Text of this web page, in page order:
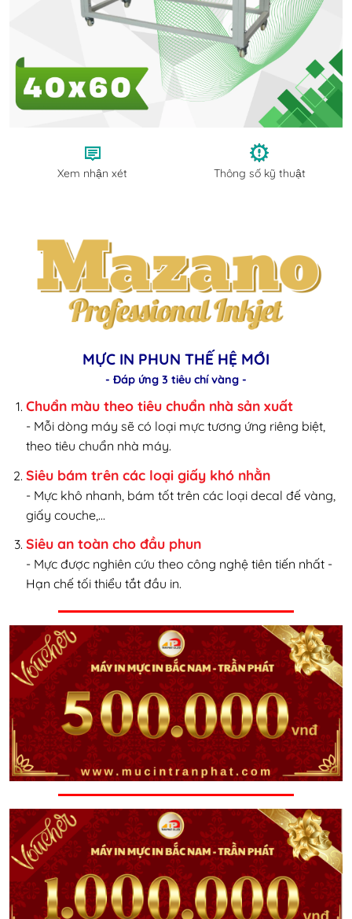
Xem nhận xét Thông số kỹ thuật
MỰC IN PHUN THẾ HỆ MỚI
- Đáp ứng 3 tiêu chí vàng -
Chuẩn màu theo tiêu chuẩn nhà sản xuất
- Mỗi dòng máy sẽ có loại mực tương ứng riêng biệt,
theo tiêu chuẩn nhà máy.
Siêu bám trên các loại giấy khó nhằn
- Mực khô nhanh, bám tốt trên các loại decal đế vàng,
giấy couche,...
Siêu an toàn cho đầu phun
- Mực được nghiên cứu theo công nghệ tiên tiến nhất -
Hạn chế tối thiểu tắt đầu in.